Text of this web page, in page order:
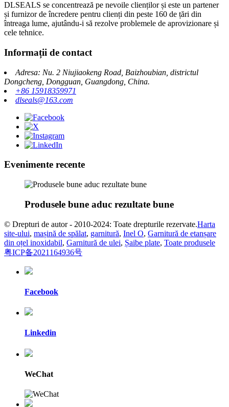
DLSEALS se concentrează pe nevoile clienților și este un partener
și furnizor de încredere pentru clienți din peste 160 de țări din
întreaga lume, ajutându-i să rezolve problemele de aprovizionare și
cele tehnice.
Informații de contact
Adresa: Nu. 2 Niujiaokeng Road, Baizhoubian, districtul
Dongcheng, Dongguan, Guangdong, China.
+86 15918359971
dlseals@163.com
Evenimente recente
Produsele bune aduc rezultate bune
© Drepturi de autor - 2010-2024: Toate drepturile rezervate.Harta
site-ului, mașină de spălat, garnitură, Inel O, Garnitură de etanșare
din oțel inoxidabil, Garnitură de ulei, Șaibe plate, Toate produsele
粤ICP备2021164936号
Facebook
Linkedin
WeChat